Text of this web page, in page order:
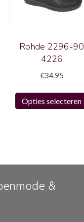
Rohde 2296-90
4226
€34.95
Opties selecteren
&